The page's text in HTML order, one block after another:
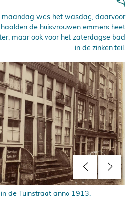
maandag was het wasdag, daarvoor
haalden de huisvrouwen emmers heet
maar ook voor het zaterdagse bad
in de zinken teil.
de Tuinstraat anno 1913.